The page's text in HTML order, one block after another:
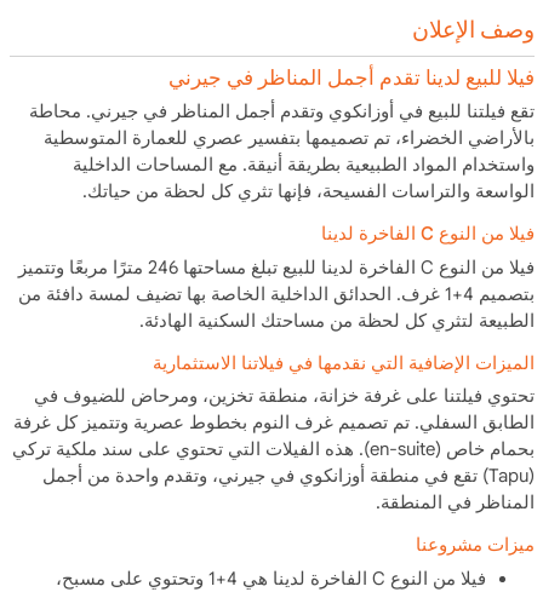
وصف الإعلان
فيلا للبيع لدينا تقدم أجمل المناظر في جيرني
تقع فيلتنا للبيع في أوزانكوي وتقدم أجمل المناظر في جيرني. محاطة
بالأراضي الخضراء، تم تصميمها بتفسير عصري للعمارة المتوسطية
واستخدام المواد الطبيعية بطريقة أنيقة. مع المساحات الداخلية
الواسعة والتراسات الفسيحة، فإنها تثري كل لحظة من حياتك.
فيلا من النوع C الفاخرة لدينا
فيلا من النوع C الفاخرة لدينا للبيع تبلغ مساحتها 246 مترًا مربعًا وتتميز
بتصميم 4+1 غرف. الحدائق الداخلية الخاصة بها تضيف لمسة دافئة من
الطبيعة لتثري كل لحظة من مساحتك السكنية الهادئة.
الميزات الإضافية التي نقدمها في فيلاتنا الاستثمارية
تحتوي فيلتنا على غرفة خزانة، منطقة تخزين، ومرحاض للضيوف في
الطابق السفلي. تم تصميم غرف النوم بخطوط عصرية وتتميز كل غرفة
بحمام خاص (en-suite). هذه الفيلات التي تحتوي على سند ملكية تركي
(Tapu) تقع في منطقة أوزانكوي في جيرني، وتقدم واحدة من أجمل
المناظر في المنطقة.
ميزات مشروعنا
فيلا من النوع C الفاخرة لدينا هي 4+1 وتحتوي على مسبح،